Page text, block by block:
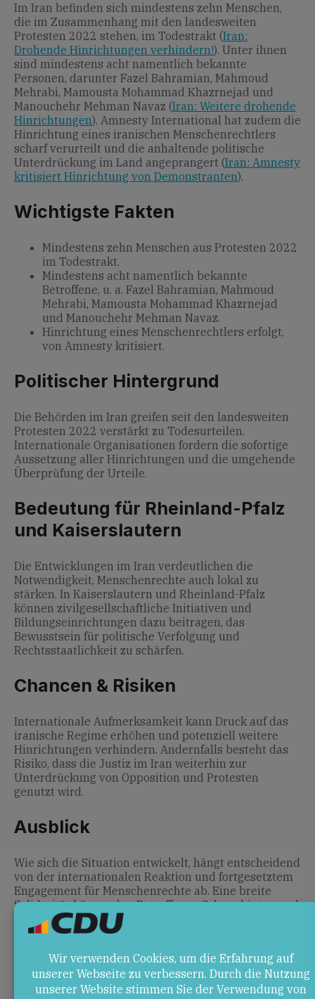
Im Iran befinden sich mindestens zehn Menschen,
die im Zusammenhang mit den landesweiten
Protesten 2022 stehen, im Todestrakt (Iran:
Drohende Hinrichtungen verhindern!). Unter ihnen
sind mindestens acht namentlich bekannte
Personen, darunter Fazel Bahramian, Mahmoud
Mehrabi, Mamousta Mohammad Khazrnejad und
Manouchehr Mehman Navaz (Iran: Weitere drohende
Hinrichtungen). Amnesty International hat zudem die
Hinrichtung eines iranischen Menschenrechtlers
scharf verurteilt und die anhaltende politische
Unterdrückung im Land angeprangert (Iran: Amnesty
kritisiert Hinrichtung von Demonstranten).
Wichtigste Fakten
Mindestens zehn Menschen aus Protesten 2022
im Todestrakt.
Mindestens acht namentlich bekannte
Betroffene, u. a. Fazel Bahramian, Mahmoud
Mehrabi, Mamousta Mohammad Khazrnejad
und Manouchehr Mehman Navaz.
Hinrichtung eines Menschenrechtlers erfolgt,
von Amnesty kritisiert.
Politischer Hintergrund
Die Behörden im Iran greifen seit den landesweiten
Protesten 2022 verstärkt zu Todesurteilen.
Internationale Organisationen fordern die sofortige
Aussetzung aller Hinrichtungen und die umgehende
Überprüfung der Urteile.
Bedeutung für Rheinland-Pfalz
und Kaiserslautern
Die Entwicklungen im Iran verdeutlichen die
Notwendigkeit, Menschenrechte auch lokal zu
stärken. In Kaiserslautern und Rheinland-Pfalz
können zivilgesellschaftliche Initiativen und
Bildungseinrichtungen dazu beitragen, das
Bewusstsein für politische Verfolgung und
Rechtsstaatlichkeit zu schärfen.
Chancen & Risiken
Internationale Aufmerksamkeit kann Druck auf das
iranische Regime erhöhen und potenziell weitere
Hinrichtungen verhindern. Andernfalls besteht das
Risiko, dass die Justiz im Iran weiterhin zur
Unterdrückung von Opposition und Protesten
genutzt wird.
Ausblick
Wie sich die Situation entwickelt, hängt entscheidend
von der internationalen Reaktion und fortgesetztem
Engagement für Menschenrechte ab. Eine breite
Solidarität könnte den Betroffenen Schutz bieten und
Hinrichtungen abwenden.
Quellen
amnesty.de– Iran: Weitere drohende